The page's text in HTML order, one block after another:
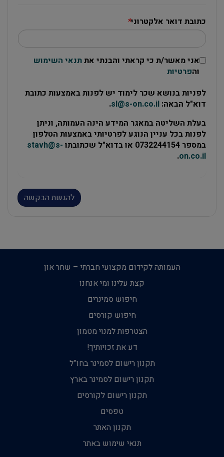
כתובת דואר אלקטרוני*
אני מאשר/ת כי קראתי והבנתי אתתנאי השימוש
והפרטיות
לפניות בנושא שכר לימוד יש לפנות באמצעות כתובת
דוא"ל הבאה: sl@s-on.co.il
.
בעלת השליטה במאגר המידע הינה העמותה, וניתן
לפנות בכל עניין הנוגע לפרטיותי באמצעות הטלפון
במספר 0732244154 או בדוא"ל שכתובתו
stavh@s-
on.co.il
.
העמותה לקידום מקצועי חברתי – שחר און
קצת עלינו ומי אנחנו
חיפוש סמינרים
חיפוש קורסים
הצטרפות למנוי מטמון
דע את זכויותיך!
תקנון רישום לסמינר בחו”ל
תקנון רישום לסמינר בארץ
תקנון רישום לקורסים
טפסים
תקנון האתר
תנאי שימוש באתר